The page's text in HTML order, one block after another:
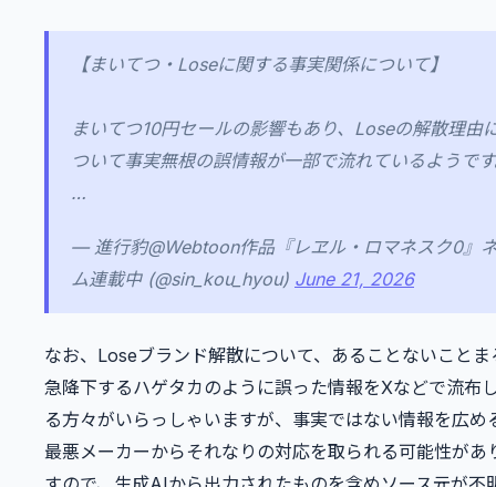
【まいてつ・Loseに関する事実関係について】
まいてつ10円セールの影響もあり、Loseの解散理由
ついて事実無根の誤情報が一部で流れているようで
…
— 進行豹@Webtoon作品『レヱル・ロマネスク0』
ム連載中 (@sin_kou_hyou) June 21, 2026
なお、Loseブランド解散について、あることないことま
急降下するハゲタカのように誤った情報をXなどで流布
る方々がいらっしゃいますが、事実ではない情報を広め
最悪メーカーからそれなりの対応を取られる可能性があ